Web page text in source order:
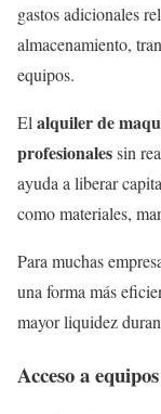
gastos adicionales
almacenamiento,
equipos.
El alquiler de
profesionalessin
ayuda a liberar
como materiales,
Para muchas
una forma más
mayor liquidez
Acceso a